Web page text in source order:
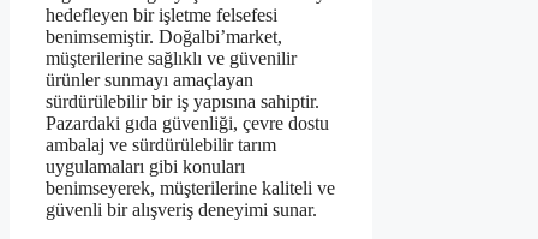
hedefleyen bir işletme felsefesi
benimsemiştir. Doğalbi’market,
müşterilerine sağlıklı ve güvenilir
ürünler sunmayı amaçlayan
sürdürülebilir bir iş yapısına sahiptir.
Pazardaki gıda güvenliği, çevre dostu
ambalaj ve sürdürülebilir tarım
uygulamaları gibi konuları
benimseyerek, müşterilerine kaliteli ve
güvenli bir alışveriş deneyimi sunar.